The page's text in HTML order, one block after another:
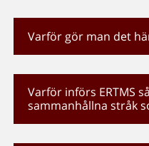
Varför gör man det
Varför införs ERTMS
sammanhållna stråk